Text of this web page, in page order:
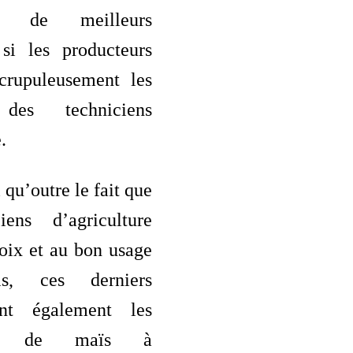
de meilleurs
si les producteurs
les
techniciens
le fait que
d’agriculture
et au bon usage
ces derniers
également les
de maïs à